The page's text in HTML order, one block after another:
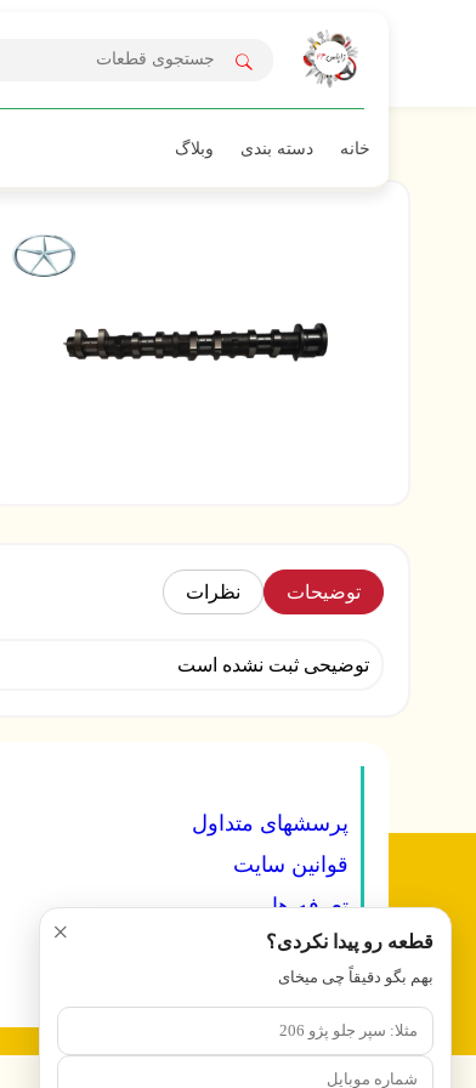
خانه دسته بندی وبلاگ
× قطعه رو پیدا نکردی؟
بهم بگو دقیقاً چی میخای
توضیحات نظرات
توضیحی ثبت نشده است
پرسشهای متداول
قوانین سایت
تعرفه ها
درباره ما